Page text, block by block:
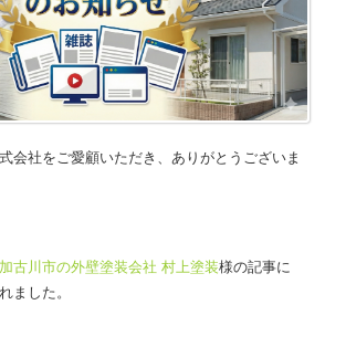
会社をご愛顧いただき、ありがとうございま
古川市の外壁塗装会社 村上塗装様の記事に
ました。